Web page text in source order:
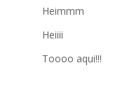
Heimmm
Heiiii
Toooo aqui!!!